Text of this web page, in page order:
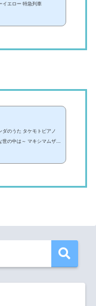
はたらくくるま 消防車・救急車・緊急車両 飛行機 新幹線 ドクターイエロー 特急列車